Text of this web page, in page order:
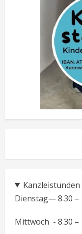
Kanzleistunden
Dienstag— 8.30 –
Mittwoch - 8.30